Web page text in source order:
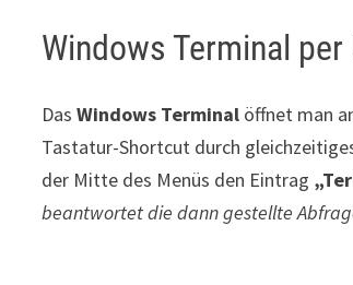
Windows Terminal
DasWindows Terminal öffnet man
Tastatur-Shortcut durch
der Mitte des Menüs den Eintrag
beantwortet die dann gestellte